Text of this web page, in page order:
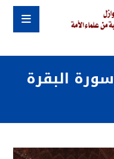
البقرة